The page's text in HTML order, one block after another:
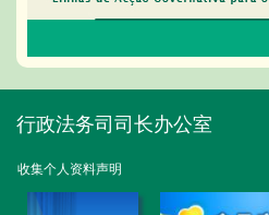
行政法务司司长办公室
收集个人资料声明